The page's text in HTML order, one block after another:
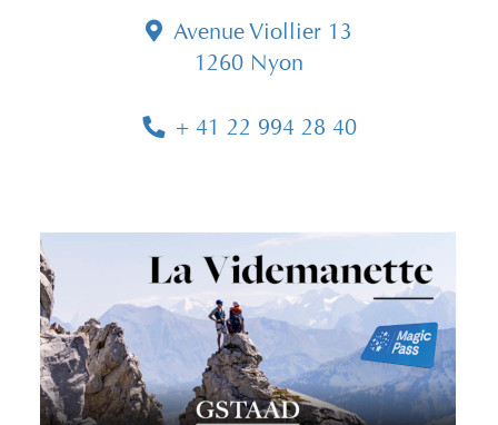
Avenue Viollier 13
1260 Nyon
+ 41 22 994 28 40